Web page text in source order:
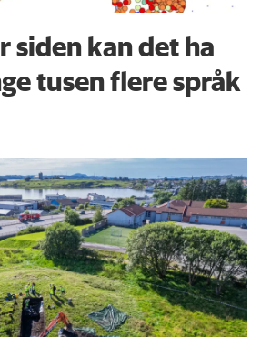
siden kan det ha
tusen flere språk